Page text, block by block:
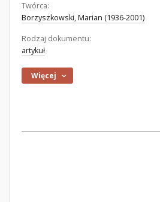
Twórca:
Borzyszkowski, Marian (1936-2001)
Rodzaj dokumentu:
artykuł
Więcej